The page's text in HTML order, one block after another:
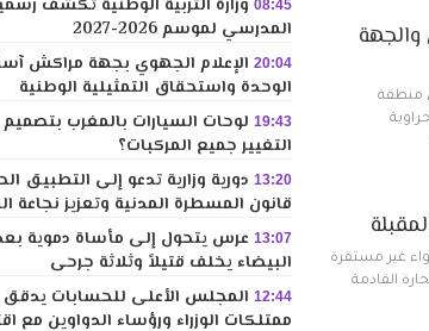
منطقة
غير مستقرة
القادمة
08:45 وزارة التربية الوطنية تكشف
المدرسي لموسم 2026-2027
20:04 الإعلام الجهوي بجهة مراكش
الوحدة واستحقاق التمثيلية الوطنية
19:43 لوحات السيارات بالمغرب
التغيير جميع المركبات؟
13:20 دورية وزارية تدعو إلى التطبيق
قانون المسطرة المدنية وتعزيز نجاعة
13:07 عرس يتحول إلى مأساة دموية
البيضاء يخلف قتيلاً وثلاثة جرحى
12:44 المجلس الأعلى للحسابات
ممتلكات الوزراء ورؤساء الدواوين مع